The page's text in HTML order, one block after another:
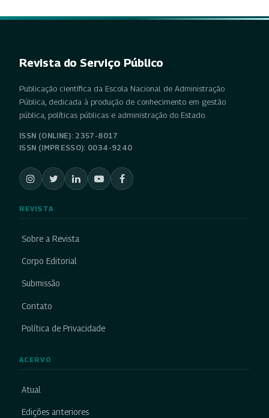
Revista do Serviço Público
Publicação científica da Escola Nacional de Administração
Pública, dedicada à produção de conhecimento em gestão
pública, políticas públicas e administração do Estado.
ISSN (ONLINE): 2357-8017
ISSN (IMPRESSO): 0034-9240
REVISTA
Sobre a Revista
Corpo Editorial
Submissão
Contato
Política de Privacidade
ACERVO
Atual
Edições anteriores